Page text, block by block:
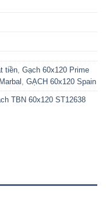
tiền, Gạch 60x120 Prime
, GẠCH 60x120 Spain
TBN 60x120 ST12638